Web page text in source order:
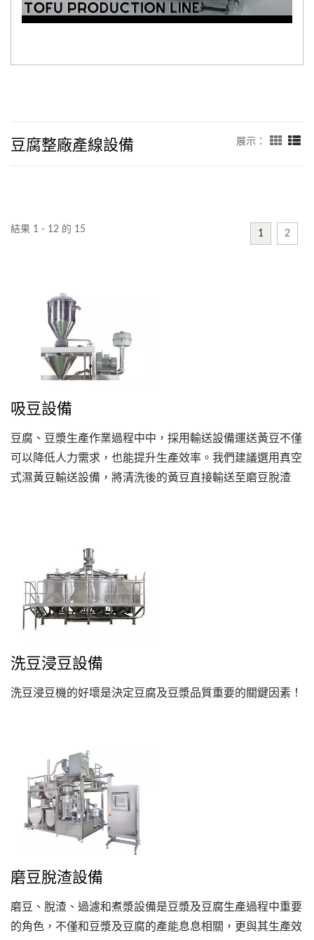
豆腐整廠產線設備 展示：
結果 1 - 12 的 15 1 2
吸豆設備
豆腐、豆漿生產作業過程中中，採用輸送設備運送黃豆不僅
可以降低人力需求，也能提升生產效率。我們建議選用真空
式濕黃豆輸送設備，將清洗後的黃豆直接輸送至磨豆脫渣
洗豆浸豆設備
洗豆浸豆機的好壞是決定豆腐及豆漿品質重要的關鍵因素！
磨豆脫渣設備
磨豆、脫渣、過濾和煮漿設備是豆漿及豆腐生產過程中重要
的角色，不僅和豆漿及豆腐的產能息息相關，更與其生產效